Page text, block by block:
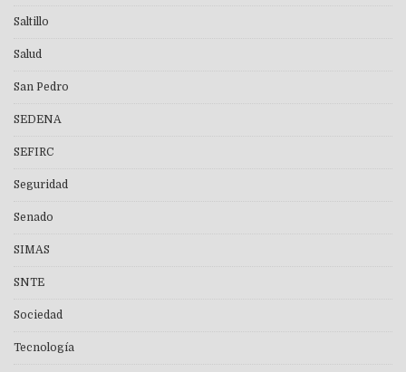
Saltillo
Salud
San Pedro
SEDENA
SEFIRC
Seguridad
Senado
SIMAS
SNTE
Sociedad
Tecnología